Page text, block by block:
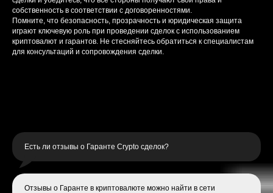
собственность в соответствии с договоренностями.
Помните, что безопасность, прозрачность и юридическая защита
играют ключевую роль при проведении сделок с использованием
криптовалют и гарантов. Не стесняйтесь обратиться к специалистам
для консультаций и сопровождения сделки.
Есть ли отзывы о Гаранте Crypto сделок?
Отзывы о Гаранте в криптовалюте можно найти в сети